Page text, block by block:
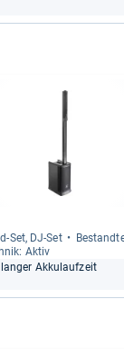
​Set, DJ-​Set
Aktiv
Akku­lauf­zeit